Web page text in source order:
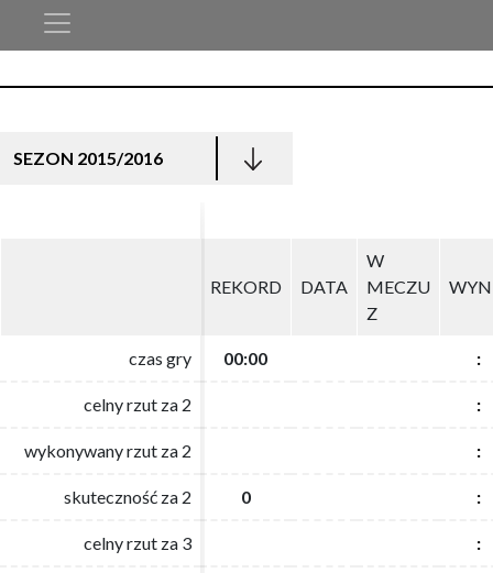
SEZON 2015/2016
REKORD DATA
W
MECZU
Z
czas gry 00:00 :
celny rzut za 2 :
wykonywany rzut za 2 :
skuteczność za 2 0 :
celny rzut za 3 :
REKORD DATA
W
MECZU
Z
czas gry 00:00 :
celny rzut za 2 :
wykonywany rzut za 2 :
skuteczność za 2 0 :
celny rzut za 3 :